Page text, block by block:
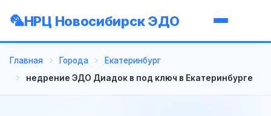
НРЦ Новосибирск ЭДО
Главная Города
Екатеринбург
недрение ЭДО Диадок в под ключ в Екатеринбурге